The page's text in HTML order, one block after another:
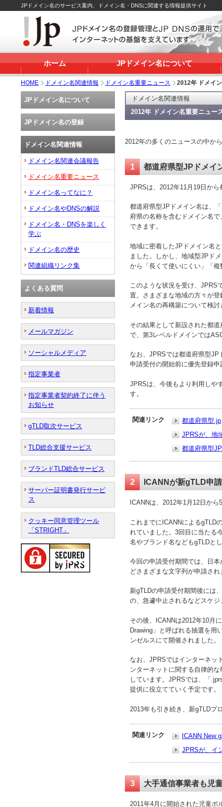
JPドメイン名のサービス案内、ドメイン名・DNSに関連する情報提供サイト
ホーム JPドメイン名について
HOME ドメイン名関連情報 ドメイン名重要ニュース 2012年 ドメイ
ドメイン名関連情報
2012年 ドメイン名重要ニュー
2012年の多くのニュースの中か
1 都道府県型JPドメイ
JPRSは、2012年11月19日か
都道府県型JPドメイン名は、
府県の名称を含むドメイン名
できます。
地域に密着したJPドメイン名
ました。しかし、地域型JPド
から「長くて使いにくい」「
このような状況を受け、JPRS
置。さまざまな地域の方々が
メイン名の再構築について検
その結果として新設された都
で、第3レベルドメインでは
なお、JPRSでは都道府県型
申請受付の開始前に優先登録
JPRSは、今後もより利用しや
す。
関連リンク
都道府県型.jp
JPRSが、地
都道府県型
2 ICANNが新gTLD申
ICANNは、2012年1月12日か
これまでにICANNによるgTLD
れていました。3回目に当たる
名やブランド名などもgTLDと
今回の申請受付期間では、日
どさまざまな文字列が申請され
新gTLDの申請受付期間後には
の、急遽中止されるなどスケ
その後、ICANNは2012年10月
Drawing」と呼ばれる抽選を用
ンゼルスにて開催されました。
なお、JPRSではインターネッ
ンターネットに関する自律的
しています。JPRSでは、「
提供に役立てていく予定です。
2013年も引き続き、新gTLDプ
関連リンク
ICANN New
JPRSが、イ
3 大手通信事業者も児
2011年4月に開始された児童ポ
JPドメイン名について
JPドメイン名の登録
ドメイン名関連情報
ドメイン名関連会議報告
ドメイン名重要ニュース
ドメイン名ってなに？
ドメイン名やDNSの解説
ドメイン名・DNSを楽しく
学ぶ
ドメイン名の歴史
関連組織リンク集
よくある質問
新着情報
メールマガジン
ソーシャルメディア
指定事業者
指定事業者契約終了に伴う
お知らせ
gTLD取次サービス
TLD総合支援サービス
ブランドTLD総合サービス
サーバー証明書発行サービ
ス
クッキー同意管理ツール
「STRIGHT」